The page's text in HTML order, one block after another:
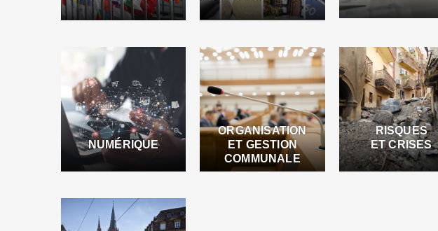
NUMÉRIQUE
ORGANISATION
ET GESTION
COMMUNALE
RISQUES
ET CRISES